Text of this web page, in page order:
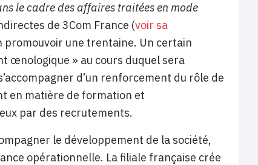
le cadre des affaires traitées en mode
de 3Com France (voir sa
promouvoir une trentaine. Un certain
œnologique » au cours duquel sera
d’un renforcement du rôle de
en matière de formation et
par des recrutements.
le développement de la société,
opérationnelle. La filiale française crée